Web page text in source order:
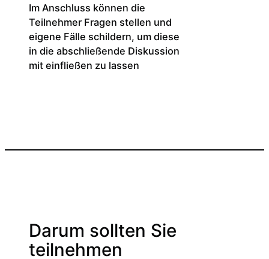
Im Anschluss können die
Teilnehmer Fragen stellen und
eigene Fälle schildern, um diese
in die abschließende Diskussion
mit einfließen zu lassen
Darum sollten Sie
teilnehmen